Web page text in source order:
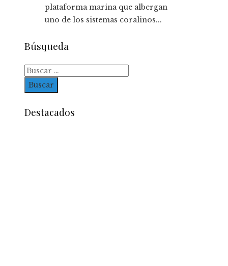
plataforma marina que albergan
uno de los sistemas coralinos...
Búsqueda
Buscar:
Destacados